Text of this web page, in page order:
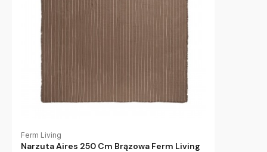
Ferm Living
Narzuta Aires 250 Cm Brązowa Ferm Living